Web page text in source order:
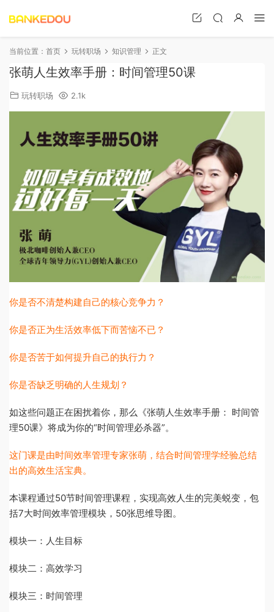
当前位置： 首页 玩转职场 知识管理 正文
张萌人生效率手册：时间管理50课
玩转职场 2.1k
你是否不清楚构建自己的核心竞争力？
你是否正为生活效率低下而苦恼不已？
你是否苦于如何提升自己的执行力？
你是否缺乏明确的人生规划？
如这些问题正在困扰着你，那么《张萌人生效率手册： 时间管
理50课》将成为你的“时间管理必杀器”。
这门课是由时间效率管理专家张萌，结合时间管理学经验总结
出的高效生活宝典。
本课程通过50节时间管理课程，实现高效人生的完美蜕变，包
括7大时间效率管理模块，50张思维导图。
模块一：人生目标
模块二：高效学习
模块三：时间管理